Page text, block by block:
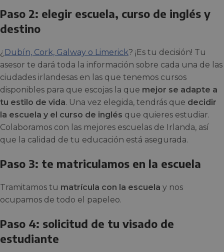
Paso 2: elegir escuela, curso de inglés y
destino
¿ Dubín, Cork, Galway o Limerick? ¡Es tu decisión! Tu
asesor te dará toda la información sobre cada una de las
ciudades irlandesas en las que tenemos cursos
disponibles para que escojas la que mejor se adapte a
tu estilo de vida. Una vez elegida, tendrás que decidir
la escuela y el curso de inglés que quieres estudiar.
Colaboramos con las mejores escuelas de Irlanda, así
que la calidad de tu educación está asegurada.
Paso 3: te matriculamos en la escuela
Tramitamos tu matrícula con la escuela y nos
ocupamos de todo el papeleo.
Paso 4: solicitud de tu visado de
estudiante